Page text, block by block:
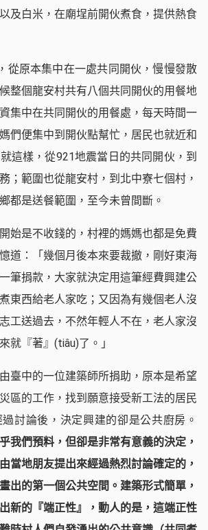
及白米，在廟埕前開伙煮食，提供熱食
從原本集中在一處共同開伙，慢慢發散
整個龍安村共有八個共同開伙的用餐地
集中在共同開伙的用餐處，每天時間一
們便集中到開伙點幫忙，居民也就近和
這樣，從921地震當日的共同開伙，到
；範圍也從龍安村，到北中寮七個村，
都是送餐範圍，至今未曾間斷。
始是不收錢的，村裡的媽媽也都是免費
道：「幾個月後本來要裁撤，剛好東海
筆捐款，大家就決定用這筆經費興建公
東西給老人家吃；又因為有幾個老人沒
工送過去，不然年輕人不在，老人家沒
就『著』(tiâu)了。」
臺中的一位建築師所捐助，原本是希望
區的工作，找到願意接受新工法的居民
討論後，決定興建的卻是公共廚房。
我們預料，但卻是非常有意義的決定，
當地朋友提出來經過熱烈討論確定的，
出的第一個公共空間。建築形式簡單，
新的 『端正性』
，動人的是，這端正性